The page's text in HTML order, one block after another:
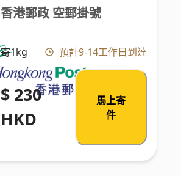
香港郵政 空郵掛號
寄1kg 預計9-14工作日到達
$ 230
HKD
馬上寄
件